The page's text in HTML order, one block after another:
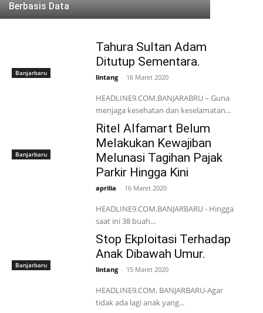
Berbasis Data
Banjarbaru
Tahura Sultan Adam
Ditutup Sementara.
lintang - 16 Maret 2020
HEADLINE9.COM.BANJARABRU – Guna
menjaga kesehatan dan keselamatan...
Banjarbaru
Ritel Alfamart Belum
Melakukan Kewajiban
Melunasi Tagihan Pajak
Parkir Hingga Kini
aprilia - 16 Maret 2020
HEADLINE9.COM.BANJARBARU - Hingga
saat ini 38 buah...
Banjarbaru
Stop Ekploitasi Terhadap
Anak Dibawah Umur.
lintang - 15 Maret 2020
HEADLINE9.COM, BANJARBARU-Agar
tidak ada lagi anak yang...